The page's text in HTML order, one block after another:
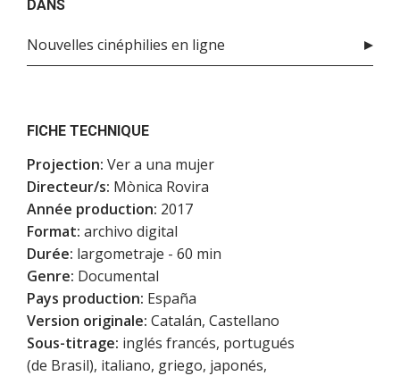
DANS
Nouvelles cinéphilies en ligne
FICHE TECHNIQUE
Projection: Ver a una mujer
Directeur/s: Mònica Rovira
Année production: 2017
Format: archivo digital
Durée: largometraje - 60 min
Genre: Documental
Pays production: España
Version originale: Catalán, Castellano
Sous-titrage: inglés francés, portugués
(de Brasil), italiano, griego, japonés,